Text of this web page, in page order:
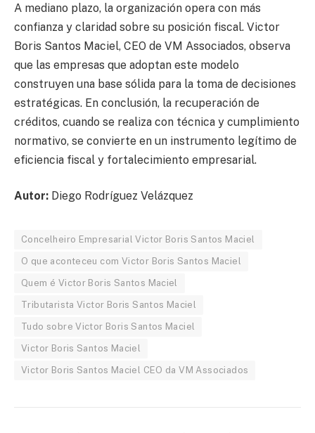
A mediano plazo, la organización opera con más
confianza y claridad sobre su posición fiscal. Victor
Boris Santos Maciel, CEO de VM Associados, observa
que las empresas que adoptan este modelo
construyen una base sólida para la toma de decisiones
estratégicas. En conclusión, la recuperación de
créditos, cuando se realiza con técnica y cumplimiento
normativo, se convierte en un instrumento legítimo de
eficiencia fiscal y fortalecimiento empresarial.
Autor: Diego Rodríguez Velázquez
Concelheiro Empresarial Victor Boris Santos Maciel
O que aconteceu com Victor Boris Santos Maciel
Quem é Victor Boris Santos Maciel
Tributarista Victor Boris Santos Maciel
Tudo sobre Victor Boris Santos Maciel
Victor Boris Santos Maciel
Victor Boris Santos Maciel CEO da VM Associados